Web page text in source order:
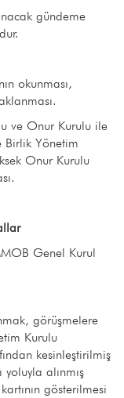
gündeme
okunması,
ve Onur Kurulu ile
Birlik Yönetim
Onur Kurulu
Genel Kurul
görüşmelere
Kurulu
kesinleştirilmiş
alınmış
gösterilmesi